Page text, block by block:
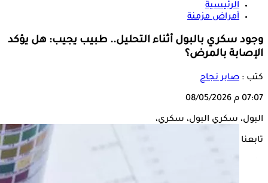
الرئيسية
أمراض مزمنة
وجود سكري بالبول أثناء التحليل.. طبيب يجيب: هل يؤكد
الإصابة بالمرض؟
كتب : صابر نجاح
07:07 م 08/05/2026
البول، سكري البول، سكري،
تابعنا على